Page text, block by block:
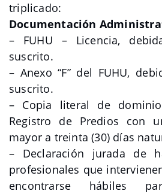
triplicado:
Documentación
– FUHU – Licencia,
suscrito.
– Anexo “F” del FUHU,
suscrito.
– Copia literal de
Registro de Predios con
mayor a treinta (30) días
– Declaración jurada de
profesionales que
encontrarse hábiles